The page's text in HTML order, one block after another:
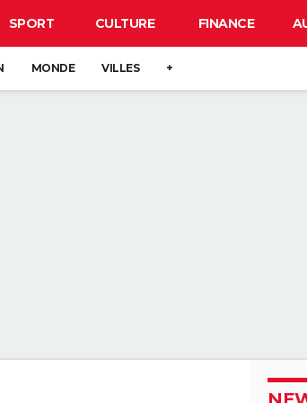
SPORT CULTURE FINANCE
MONDE VILLES +